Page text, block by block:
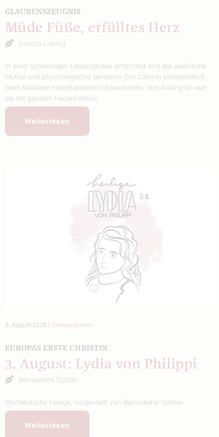
GLAUBENSZEUGNIS
Müde Füße, erfülltes Herz
Sandra Lobnig
In einer schwierigen Lebensphase entschied sich die zweifache
Mutter und psychologische Beraterin Gini Czernin ehrenamtlich
beim Malteser-Hospitaldienst mitzuarbeiten. Von Anfang an war
sie mit ganzem Herzen dabei.
Weiterlesen
3. August 2026 Heiligenschein
EUROPAS ERSTE CHRISTIN
3. August: Lydia von Philippi
Bernadette Spitzer
Wöchentliche Heilige, vorgestellt von Bernadette Spitzer.
Weiterlesen